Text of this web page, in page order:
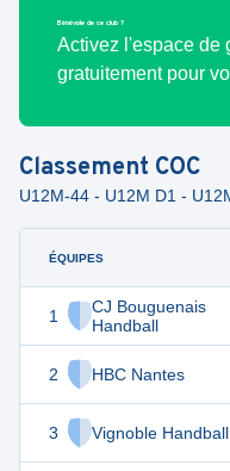
Bénévole de ce club ?
Activez l'espace de
gratuitement pour
Classement COC
U12M-44 - U12M D1 -
ÉQUIPES
1
CJ Bouguenais
Handball
2 HBC Nantes
3 Vignoble 34